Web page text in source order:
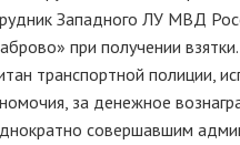
Западного ЛУ МВД
при получении
транспортной полиции,
за денежное
совершавшим